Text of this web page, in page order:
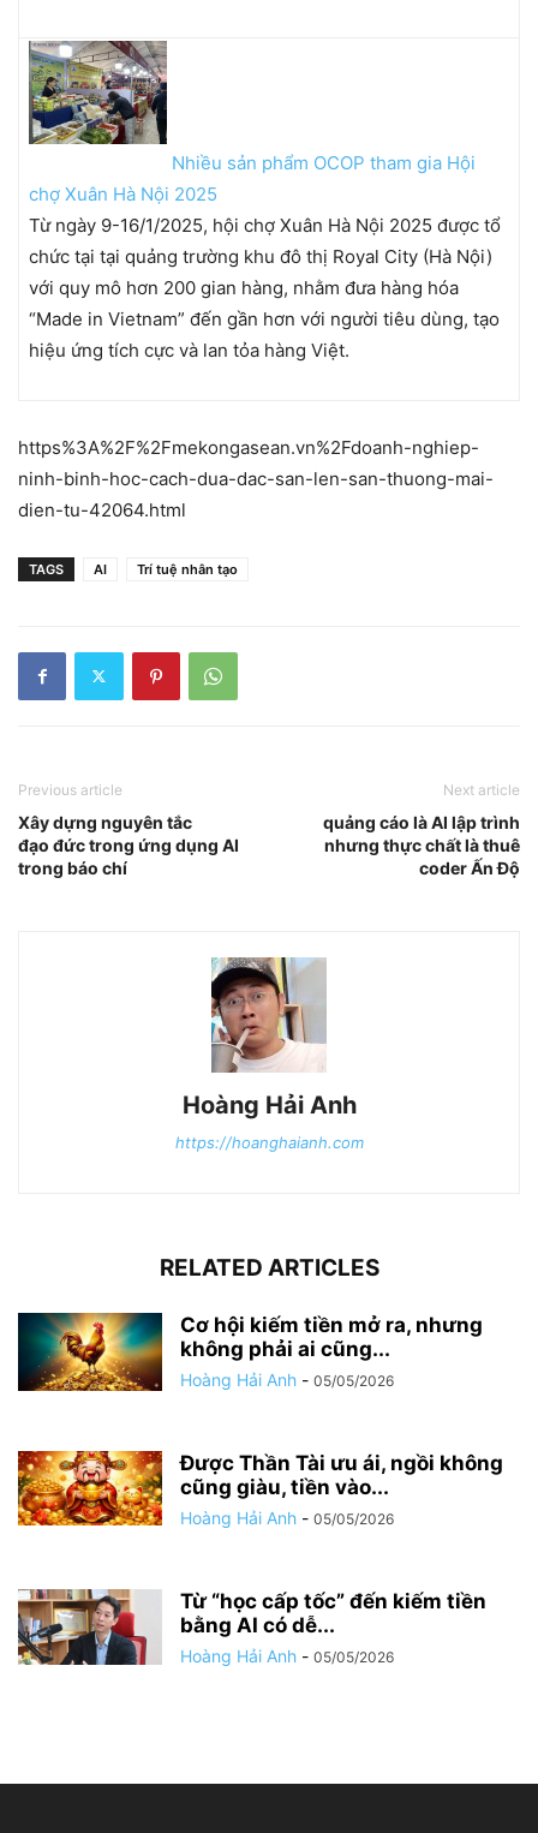
Nhiều sản phẩm OCOP tham gia Hội
chợ Xuân Hà Nội 2025
Từ ngày 9-16/1/2025, hội chợ Xuân Hà Nội 2025 được tổ
chức tại tại quảng trường khu đô thị Royal City (Hà Nội)
với quy mô hơn 200 gian hàng, nhằm đưa hàng hóa
“Made in Vietnam” đến gần hơn với người tiêu dùng, tạo
hiệu ứng tích cực và lan tỏa hàng Việt.
https%3A%2F%2Fmekongasean.vn%2Fdoanh-nghiep-
ninh-binh-hoc-cach-dua-dac-san-len-san-thuong-mai-
dien-tu-42064.html
TAGS AI Trí tuệ nhân tạo
Previous article
Xây dựng nguyên tắc
đạo đức trong ứng dụng AI
trong báo chí
Next article
quảng cáo là AI lập trình
nhưng thực chất là thuê
coder Ấn Độ
Hoàng Hải Anh
https://hoanghaianh.com
RELATED ARTICLES
Cơ hội kiếm tiền mở ra, nhưng
không phải ai cũng...
Hoàng Hải Anh - 05/05/2026
Được Thần Tài ưu ái, ngồi không
cũng giàu, tiền vào...
Hoàng Hải Anh - 05/05/2026
Từ “học cấp tốc” đến kiếm tiền
bằng AI có dễ...
Hoàng Hải Anh - 05/05/2026